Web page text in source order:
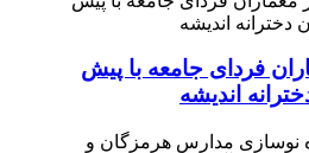
فردای جامعه با پیش
اندیشه